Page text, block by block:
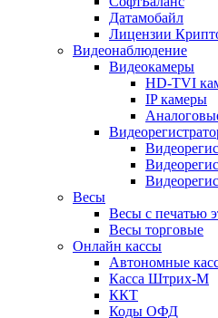
Датамобайл
Лицензии
Видеонаблюдение
Видеокамеры
HD-TVI
IP камеры
Весы
Весы с печатью
Весы торговые
Онлайн кассы
Автономные
Касса Штрих-М
ККТ
Коды ОФД